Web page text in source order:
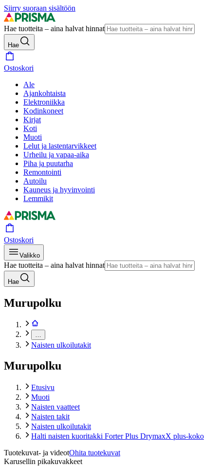
Siirry suoraan sisältöön
Hae tuotteita – aina halvat hinnat
Hae
Ostoskori
Ale
Ajankohtaista
Elektroniikka
Kodinkoneet
Kirjat
Koti
Muoti
Lelut ja lastentarvikkeet
Urheilu ja vapaa-aika
Piha ja puutarha
Remontointi
Autoilu
Kauneus ja hyvinvointi
Lemmikit
Ostoskori
Valikko
Hae tuotteita – aina halvat hinnat
Hae
Murupolku
Naisten ulkoilutakit
Murupolku
Etusivu
Muoti
Naisten vaatteet
Naisten takit
Naisten ulkoilutakit
Halti naisten kuoritakki Forter Plus DrymaxX plus-koko
Tuotekuvat- ja videotOhita tuotekuvat
Karusellin pikakuvakkeet